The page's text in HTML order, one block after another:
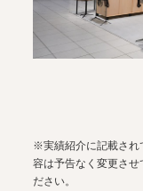
※実績紹介に記載され
容は予告なく変更させ
ださい。